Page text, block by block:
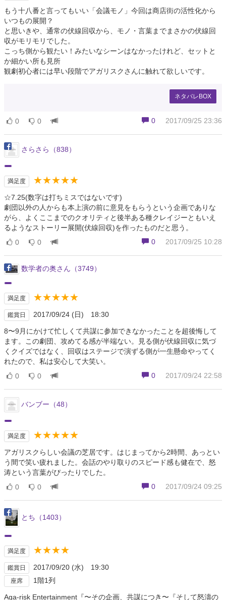
もう十八番と言ってもいい「会議モノ」今回は商店街の活性化から
いつもの展開？
と思いきや、通常の伏線回収から、モノ・言葉までまさかの伏線回
収がモリモリでした。
こっち側から観たい！みたいなシーンはなかったけれど、セットと
か細かい所も見所
観劇初心者には早い段階でアガリスクさんに触れて欲しいです。
ネタバレBOX
0 2017/09/25 23:36
0 0
さらさら（838）
満足度 ★★★★★
☆7.25(数字は打ちミスではないです)
劇団以外の人からも本上演の前に意見をもらうという企画でありな
がら、よくここまでのクオリティと後半ある種クレイジーともいえ
るようなストーリー展開(伏線回収)を作ったものだと思う。
0
2017/09/25 10:28
0 0
数学者の奥さん（3749）
満足度 ★★★★★
鑑賞日 2017/09/24 (日) 18:30
8〜9月にかけて忙しくて共謀に参加できなかったことを超後悔して
ます。この劇団、攻めてる感が半端ない。見る側が伏線回収に気づ
くクイズではなく、回収はステージで演ずる側が一生懸命やってく
れたので、私は安心して大笑い。
0
2017/09/24 22:58
0 0
バンブー（48）
満足度 ★★★★★
アガリスクらしい会議の芝居です。はじまってから2時間、あっとい
う間で笑い疲れました。会話のやり取りのスピード感も健在で、怒
涛という言葉がぴったりでした。
0
2017/09/24 09:25
0 0
とち（1403）
満足度 ★★★★
鑑賞日 2017/09/20 (水) 19:30
座席 1階1列
Aga-risk Entertainment『〜その企画、共謀につき〜『そして怒濤の